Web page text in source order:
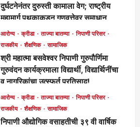
दुर्घटनेनंतर दुरुस्ती कामाला वेग; राष्ट्रीय
महामार्ग पथकाकडून गुणवत्तेवर समाधान,
लवकरच काम पूर्ण होणार!
मुख्य संपादक 2 days ago
आरोग्य क्रीडा ताज्या बातम्या
निपाणी परिसर
राजकीय
शैक्षणिक सामाजिक
श्री महात्मा बसवेश्वर निपाणी गुरुपौर्णिमा
गुरुवंदन कार्यक्रमाला विद्यार्थी, विद्यार्थिनींचा
व नागरिकांचा उत्स्फूर्त प्रतिसाद!
मुख्य संपादक 5 days ago 130
आरोग्य क्रीडा ताज्या बातम्या
निपाणी परिसर
राजकीय
शैक्षणिक सामाजिक
निपाणी औद्योगिक वसाहतीची ३९ वी वार्षिक